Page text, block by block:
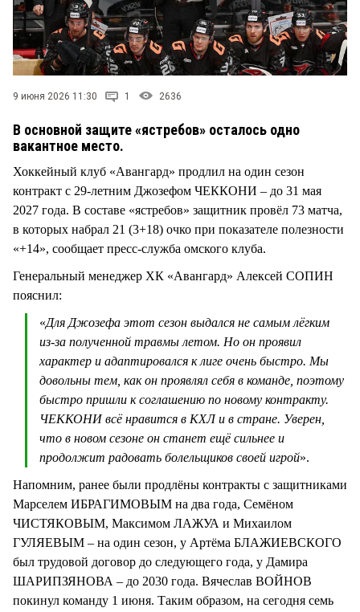
9 июня 2026 11:30 1 2636
В основной защите «ястребов» осталось одно
вакантное место.
Хоккейный клуб «Авангард» продлил на один сезон
контракт с 29-летним Джозефом ЧЕККОНИ – до 31 мая
2027 года. В составе «ястребов» защитник провёл 73 матча,
в которых набрал 21 (3+18) очко при показателе полезности
«+14», сообщает пресс-служба омского клуба.
Генеральный менеджер ХК «Авангард» Алексей СОПИН
пояснил:
«Для Джозефа этот сезон выдался не самым лёгким
из-за полученной травмы летом. Но он проявил
характер и адаптировался к лиге очень быстро. Мы
довольны тем, как он проявлял себя в команде, поэтому
быстро пришли к соглашению по новому контракту.
ЧЕККОНИ всё нравится в КХЛ и в стране. Уверен,
что в новом сезоне он станет ещё сильнее и
продолжит радовать болельщиков своей игрой».
Напомним, ранее были продлёны контракты с защитниками
Марселем ИБРАГИМОВЫМ на два года, Семёном
ЧИСТЯКОВЫМ, Максимом ЛАЖУА и Михаилом
ГУЛЯЕВЫМ – на один сезон, у Артёма БЛАЖИЕВСКОГО
был трудовой договор до следующего года, у Дамира
ШАРИПЗЯНОВА – до 2030 года. Вячеслав ВОЙНОВ
покинул команду 1 июня. Таким образом, на сегодня семь